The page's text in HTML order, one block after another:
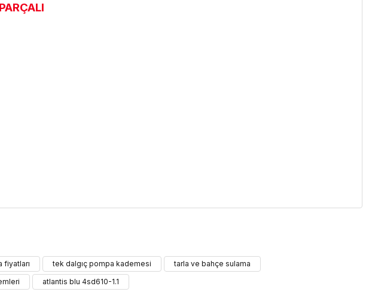
fiyatları tek dalgıç pompa kademesi
tarla ve bahçe sulama
atlantis blu 4sd610-1.1